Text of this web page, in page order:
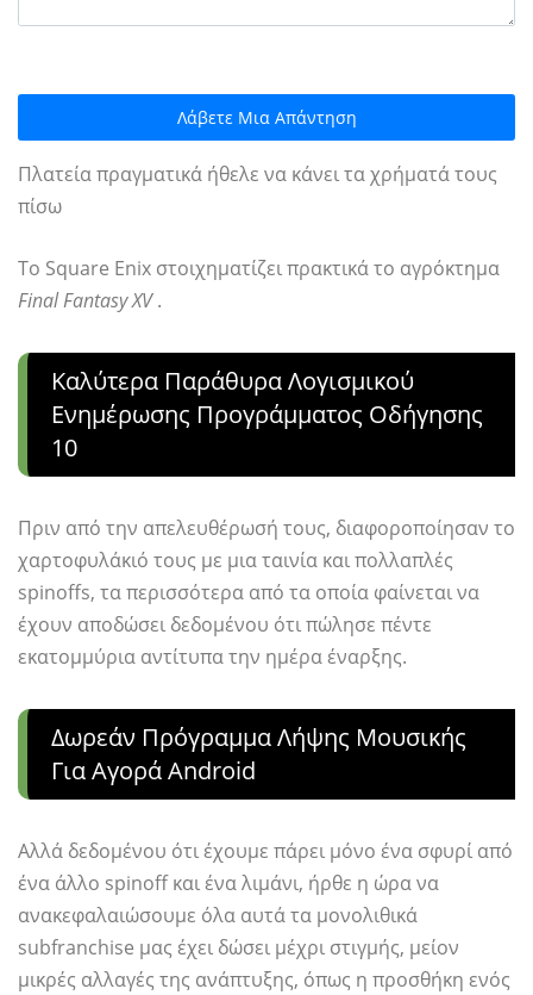
Λάβετε Μια Απάντηση
Πλατεία πραγματικά ήθελε να κάνει τα χρήματά τους
πίσω
Το Square Enix στοιχηματίζει πρακτικά το αγρόκτημα
Final Fantasy XV.
Καλύτερα Παράθυρα Λογισμικού
Ενημέρωσης Προγράμματος Οδήγησης
10
Πριν από την απελευθέρωσή τους, διαφοροποίησαν το
χαρτοφυλάκιό τους με μια ταινία και πολλαπλές
spinoffs, τα περισσότερα από τα οποία φαίνεται να
έχουν αποδώσει δεδομένου ότι πώλησε πέντε
εκατομμύρια αντίτυπα την ημέρα έναρξης.
Δωρεάν Πρόγραμμα Λήψης Μουσικής
Για Αγορά Android
Αλλά δεδομένου ότι έχουμε πάρει μόνο ένα σφυρί από
ένα άλλο spinoff και ένα λιμάνι, ήρθε η ώρα να
ανακεφαλαιώσουμε όλα αυτά τα μονολιθικά
subfranchise μας έχει δώσει μέχρι στιγμής, μείον
μικρές αλλαγές της ανάπτυξης, όπως η προσθήκη ενός